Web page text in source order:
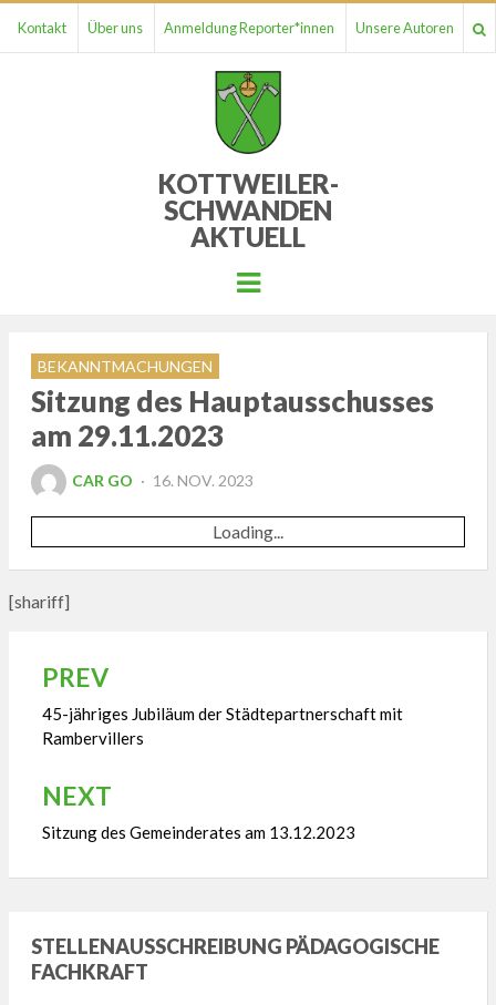
Kontakt Über uns Anmeldung Reporter*innen Unsere Autoren
KOTTWEILER-
SCHWANDEN
AKTUELL
Menu
BEKANNTMACHUNGEN
Sitzung des Hauptausschusses
am 29.11.2023
CAR GO
POSTED
16. NOV. 2023
Loading...
[shariff]
Beitragsnavigation
PREV
45-jähriges Jubiläum der Städtepartnerschaft mit
Rambervillers
NEXT
Sitzung des Gemeinderates am 13.12.2023
STELLENAUSSCHREIBUNG PÄDAGOGISCHE
FACHKRAFT